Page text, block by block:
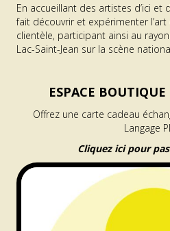
En accueillant des artistes d’ici et
fait découvrir et expérimenter l’art
clientèle, participant ainsi au
Lac-Saint-Jean sur la scène
ESPACE BOUTIQUE
Offrez une carte cadeau
Langage
Cliquez ici pour